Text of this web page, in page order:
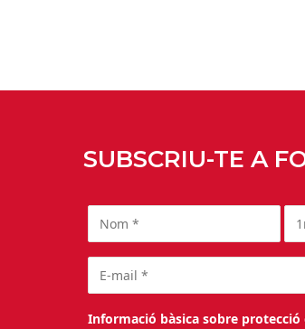
SUBSCRIU-TE A
Informació bàsica sobre protecció